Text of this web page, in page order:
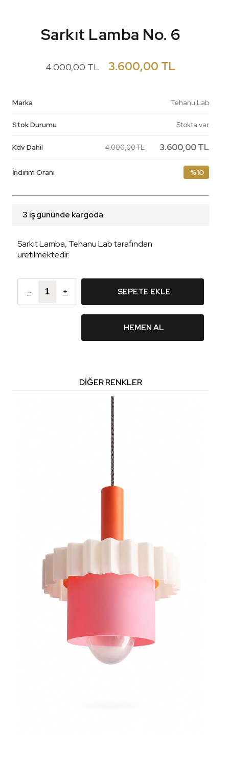
Sarkıt Lamba No. 6
4.000,00 TL 3.600,00 TL
Marka Tehanu Lab
Stok Durumu Stokta var
Kdv Dahil 4.000,00 TL 3.600,00 TL
İndirim Oranı %10
3 iş gününde kargoda
Sarkıt Lamba, Tehanu Lab tarafından
üretilmektedir.
- + SEPETE EKLE
HEMEN AL
DIĞER RENKLER